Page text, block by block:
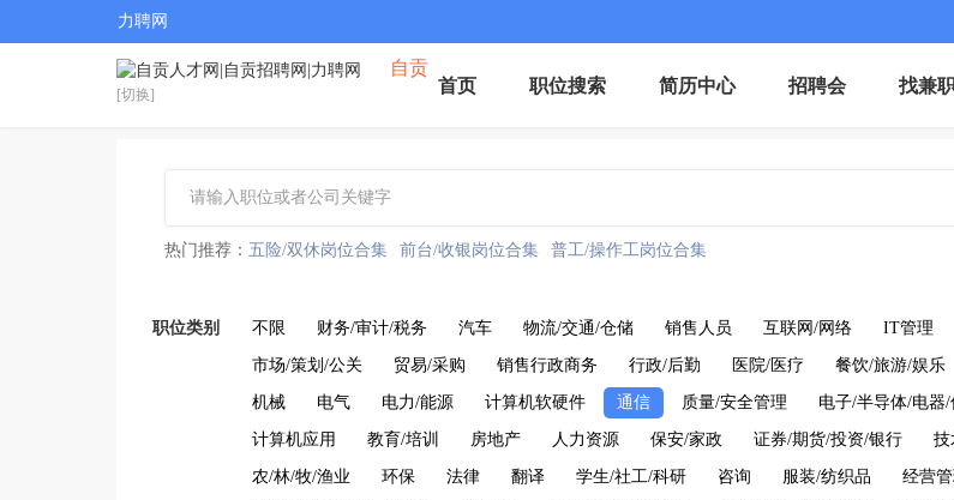
力聘网
自贡
[切换] 首页 职位搜索 简历中心 招聘会 找兼
热门推荐： 五险/双休岗位合集 前台/收银岗位合集 普工/操作工岗位合集
职位类别 不限 财务/审计/税务 汽车 物流/交通/仓储 销售人员 互联网/网络 IT管理
市场/策划/公关 贸易/采购 销售行政商务 行政/后勤 医院/医疗 餐饮/旅游/娱乐
机械 电气 电力/能源 计算机软硬件 通信 质量/安全管理 电子/半导体/电器/
计算机应用 教育/培训 房地产 人力资源 保安/家政 证券/期货/投资/银行 技
农/林/牧/渔业 环保 法律 翻译 学生/社工/科研 咨询 服装/纺织品 经营